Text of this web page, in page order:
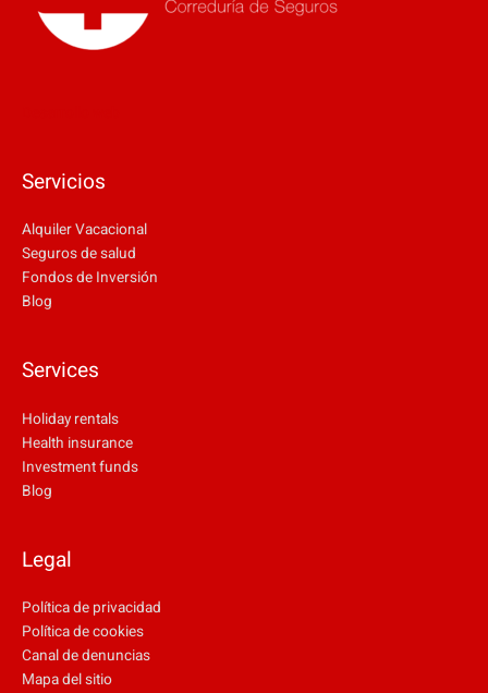
Servicios
Alquiler Vacacional
Seguros de salud
Fondos de Inversión
Blog
Services
Holiday rentals
Health insurance
Investment funds
Blog
Legal
Política de privacidad
Política de cookies
Canal de denuncias
Mapa del sitio